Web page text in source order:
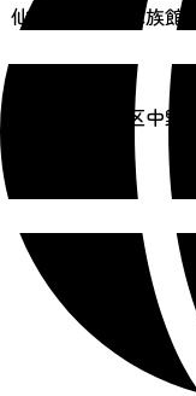
仙台うみの杜水族館
仙台市宮城野区中野4